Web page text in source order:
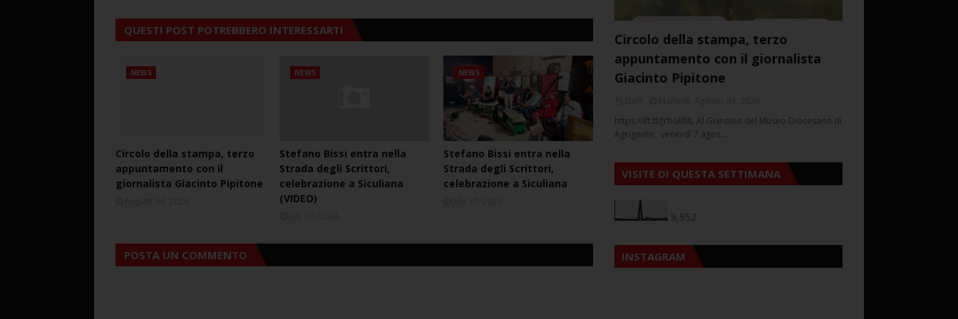
QUESTI POST POTREBBERO INTERESSARTI
NEWS
Circolo della stampa, terzo
appuntamento con il
giornalista Giacinto Pipitone
NEWS
Stefano Bissi entra nella
Strada degli Scrittori,
celebrazione a Siculiana
(VIDEO)
NEWS
Stefano Bissi entra nella
Strada degli Scrittori,
celebrazione a Siculiana
POSTA UN COMMENTO
Circolo della stampa, terzo
appuntamento con il giornalista
Giacinto Pipitone
https://ift.tt/JrhoRML Al Giardino del Museo Diocesano di
Agrigento, venerdì 7 agos…
VISITE DI QUESTA SETTIMANA
9,952
INSTAGRAM